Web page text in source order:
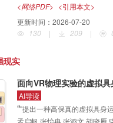
先性能，为真实场景高光去除
<网络PDF> <引用本文>
更新时间： 2026-07-20
130
| 209 |
现实
面向VR物理实验的虚拟
AI导读
“"提出一种高保真的虚拟具身
孟启帆,张怡冉,张鸿文,胡晓雁,